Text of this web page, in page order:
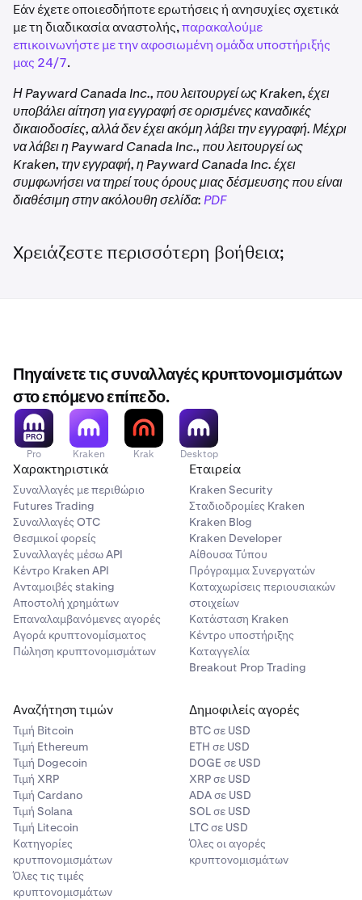
Εάν έχετε οποιεσδήποτε ερωτήσεις ή ανησυχίες σχετικά
με τη διαδικασία αναστολής,παρακαλούμε
επικοινωνήστε με την αφοσιωμένη ομάδα υποστήριξής
μας 24/7.
Η Payward Canada Inc., που λειτουργεί ως Kraken, έχει
υποβάλει αίτηση για εγγραφή σε ορισμένες καναδικές
δικαιοδοσίες, αλλά δεν έχει ακόμη λάβει την εγγραφή. Μέχρι
να λάβει η Payward Canada Inc., που λειτουργεί ως
Kraken, την εγγραφή, η Payward Canada Inc. έχει
συμφωνήσει να τηρεί τους όρους μιας δέσμευσης που είναι
διαθέσιμη στην ακόλουθη σελίδα: PDF
Χρειάζεστε περισσότερη βοήθεια;
Πηγαίνετε τις συναλλαγές κρυπτονομισμάτων
στο επόμενο επίπεδο.
Pro Kraken Krak Desktop
Χαρακτηριστικά
Συναλλαγές με περιθώριο
Futures Trading
Συναλλαγές OTC
Θεσμικοί φορείς
Συναλλαγές μέσω API
Κέντρο Kraken API
Ανταμοιβές staking
Αποστολή χρημάτων
Επαναλαμβανόμενες αγορές
Αγορά κρυπτονομίσματος
Πώληση κρυπτονομισμάτων
Εταιρεία
Kraken Security
Σταδιοδρομίες Kraken
Kraken Blog
Kraken Developer
Αίθουσα Τύπου
Πρόγραμμα Συνεργατών
Καταχωρίσεις περιουσιακών
στοιχείων
Κατάσταση Kraken
Κέντρο υποστήριξης
Καταγγελία
Breakout Prop Trading
Αναζήτηση τιμών
Τιμή Βitcoin
Τιμή Ethereum
Τιμή Dogecoin
Τιμή XRP
Τιμή Cardano
Τιμή Solana
Τιμή Litecoin
Κατηγορίες
κρυτπονομισμάτων
Όλες τις τιμές
κρυπτονομισμάτων
Δημοφιλείς αγορές
BTC σε USD
ETH σε USD
DOGE σε USD
XRP σε USD
ADA σε USD
SOL σε USD
LTC σε USD
Όλες οι αγορές
κρυπτονομισμάτων